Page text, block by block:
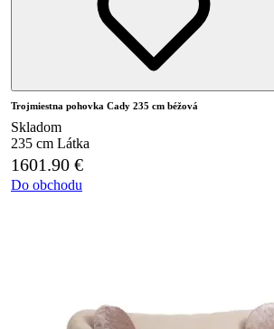
Trojmiestna pohovka Cady 235 cm béžová
Skladom
235 cm Látka
1601.90 €
Do obchodu